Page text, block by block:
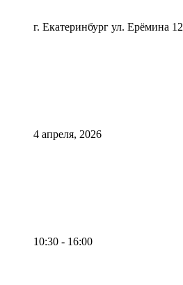
г. Екатеринбург ул. Ерёмина 12
4 апреля, 2026
10:30 - 16:00